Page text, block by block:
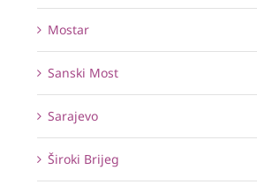
Mostar
Sanski Most
Sarajevo
Široki Brijeg